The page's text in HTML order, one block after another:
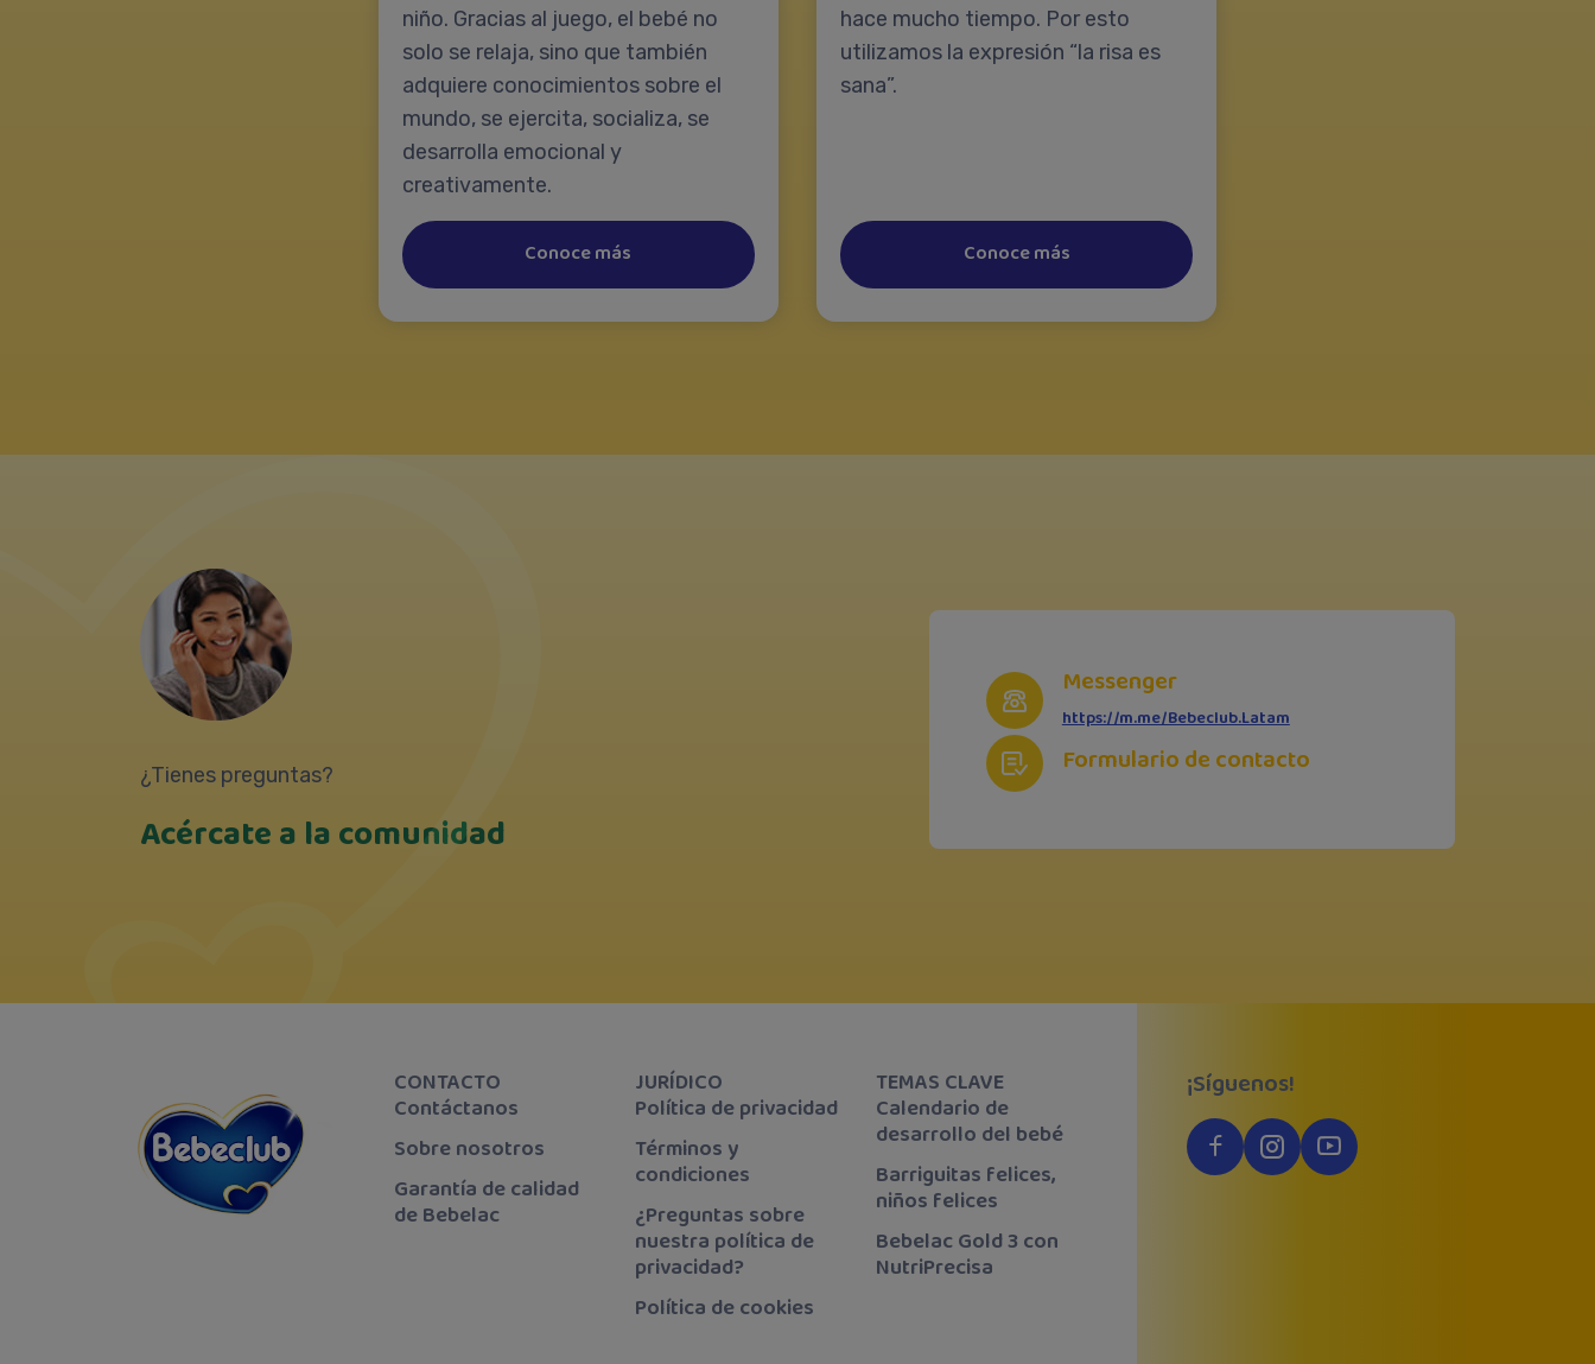
niño. Gracias al juego, el bebé no
solo se relaja, sino que también
adquiere conocimientos sobre el
mundo, se ejercita, socializa, se
desarrolla emocional y
creativamente.
Conoce más
hace mucho tiempo. Por esto
utilizamos la expresión “la risa es
sana”.
Conoce más
¿Tienes preguntas?
Acércate a la comunidad
Messenger
https://m.me/Bebeclub.Latam
Formulario de contacto
CONTACTO
Contáctanos
Sobre nosotros
Garantía de calidad
de Bebelac
JURÍDICO
Política de privacidad
Términos y
condiciones
¿Preguntas sobre
nuestra política de
privacidad?
Política de cookies
TEMAS CLAVE
Calendario de
desarrollo del bebé
Barriguitas felices,
niños felices
Bebelac Gold 3 con
NutriPrecisa
¡Síguenos!